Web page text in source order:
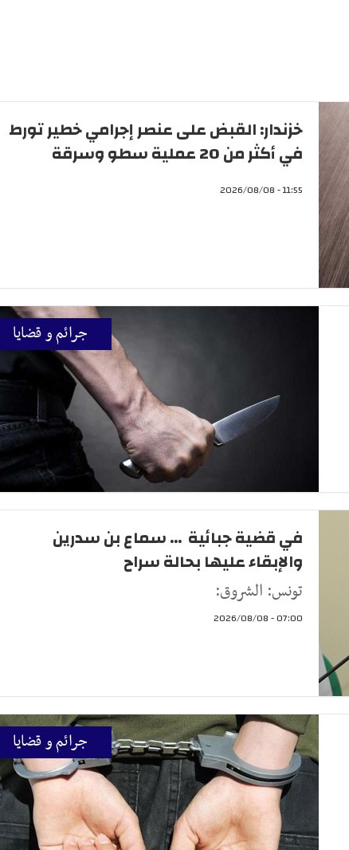
خزندار: القبض على عنصر إجرامي خطير تورط
في أكثر من 20 عملية سطو وسرقة
11:55 - 2026/08/08
جرائم و قضايا
في قضية جبائية ... سماع بن سدرين
والإبقاء عليها بحالة سراح
تونس: الشروق:
07:00 - 2026/08/08
جرائم و قضايا